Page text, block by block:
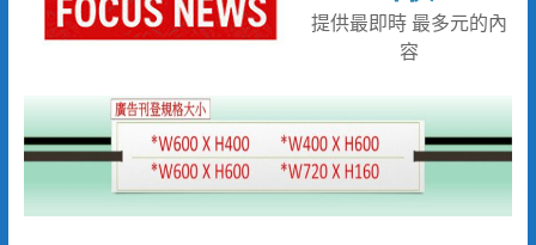
珍惜119報案專線資源 切勿無故
撥打或謊報案件
白海豚颱風來襲！台電台東區處
用「台灣電力APP」查詢
提供最即時 最多元的內
容